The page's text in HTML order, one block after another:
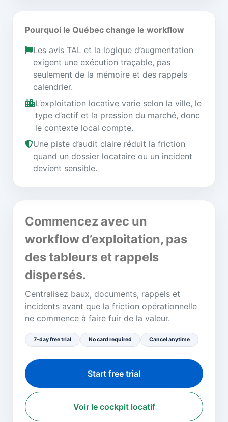
Pourquoi le Québec change le workflow
Les avis TAL et la logique d’augmentation
exigent une exécution traçable, pas
seulement de la mémoire et des rappels
calendrier.
L’exploitation locative varie selon la ville, le
type d’actif et la pression du marché, donc
le contexte local compte.
Une piste d’audit claire réduit la friction
quand un dossier locataire ou un incident
devient sensible.
Commencez avec un
workflow d’exploitation, pas
des tableurs et rappels
dispersés.
Centralisez baux, documents, rappels et
incidents avant que la friction opérationnelle
ne commence à faire fuir de la valeur.
7-day free trial No card required Cancel anytime
Start free trial
Voir le cockpit locatif